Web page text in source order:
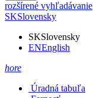
rozšírené vyhľadávanie
SKSlovensky
SKSlovensky
ENEnglish
hore
Úradná tabuľa